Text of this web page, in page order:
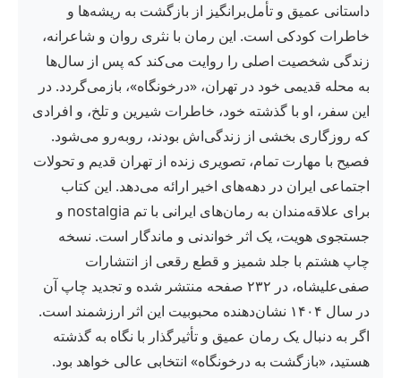
داستانی عمیق و تأمل‌برانگیز از بازگشت به ریشه‌ها و
خاطرات کودکی است. این رمان با نثری روان و شاعرانه،
زندگی شخصیت اصلی را روایت می‌کند که پس از سال‌ها
به محله قدیمی خود در تهران، «درخونگاه»، بازمی‌گردد. در
این سفر، او با گذشته خود، خاطرات شیرین و تلخ، و افرادی
که روزگاری بخشی از زندگی‌اش بودند، روبه‌رو می‌شود.
فصیح با مهارت تمام، تصویری زنده از تهران قدیم و تحولات
اجتماعی ایران در دهه‌های اخیر ارائه می‌دهد. این کتاب
برای علاقه‌مندان به رمان‌های ایرانی با تم nostalgia و
جستجوی هویت، یک اثر خواندنی و ماندگار است. نسخه
چاپ هشتم با جلد شمیز و قطع رقعی از انتشارات
صفی‌علیشاه، در ۲۳۲ صفحه منتشر شده و تجدید چاپ آن
در سال ۱۴۰۴ نشان‌دهنده محبوبیت این اثر ارزشمند است.
اگر به دنبال یک رمان عمیق و تأثیرگذار با نگاه به گذشته
هستید، «بازگشت به درخونگاه» انتخابی عالی خواهد بود.